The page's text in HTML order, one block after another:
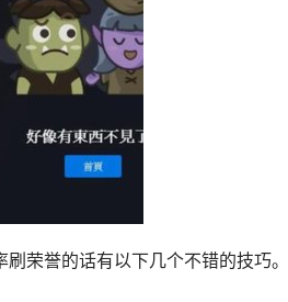
荣誉的话有以下几个不错的技巧。